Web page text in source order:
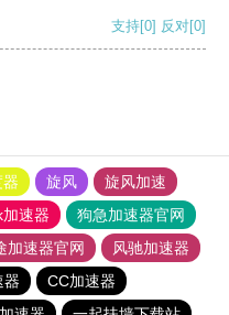
支持[0] 反对[0]
旋风
旋风加速
速器
狗急加速器官网
加速器官网
风驰加速器
器
CC加速器